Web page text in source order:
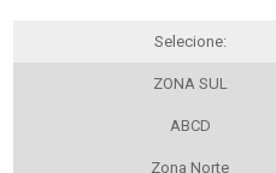
Selecione:
ZONA SUL
ABCD
Zona Norte